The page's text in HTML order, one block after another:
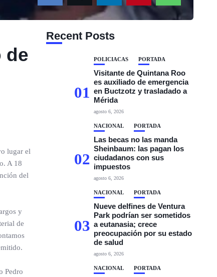
de
lugar el
A 18
del
y
de
Pedro
Recent Posts
01
POLICIACAS PORTADA
Visitante de Quintana Roo
es auxiliado de emergencia
en Buctzotz y trasladado a
Mérida
agosto 6, 2026
02
NACIONAL PORTADA
Las becas no las manda
Sheinbaum: las pagan los
ciudadanos con sus
impuestos
agosto 6, 2026
03
NACIONAL PORTADA
Nueve delfines de Ventura
Park podrían ser sometidos
a eutanasia; crece
preocupación por su estado
de salud
agosto 6, 2026
NACIONAL PORTADA